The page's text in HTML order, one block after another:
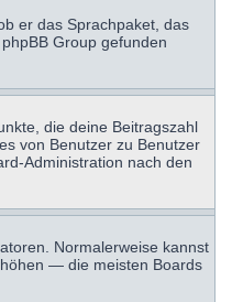
er das Sprachpaket, das
Group gefunden
die deine Beitragszahl
von Benutzer zu Benutzer
Administration nach den
Normalerweise kannst
— die meisten Boards